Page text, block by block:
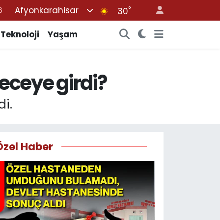
Afyonkarahisar 30°
Teknoloji Yaşam
girdi?
Haber